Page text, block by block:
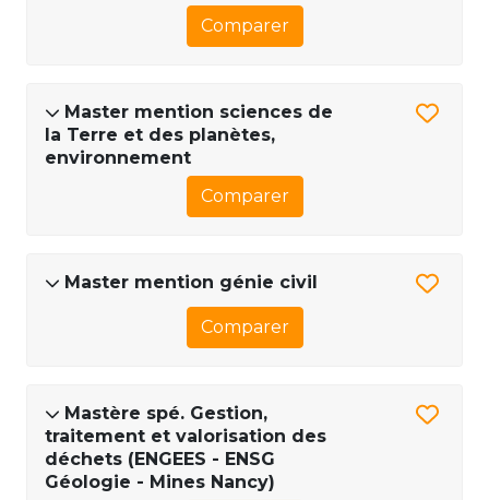
Comparer
Master mention sciences de
la Terre et des planètes,
environnement
Comparer
Master mention génie civil
Comparer
Mastère spé. Gestion,
traitement et valorisation des
déchets (ENGEES - ENSG
Géologie - Mines Nancy)